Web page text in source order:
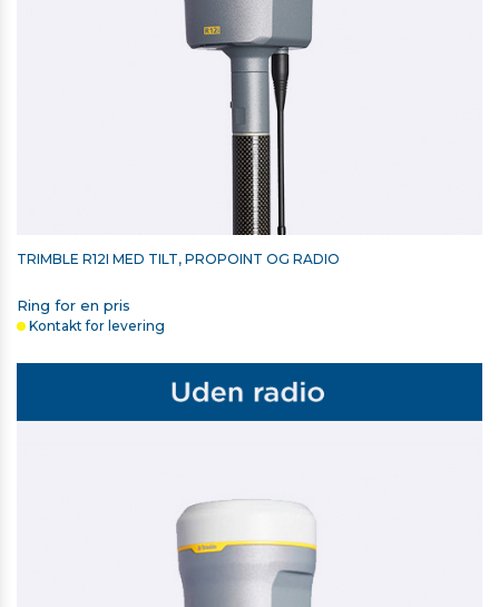
TRIMBLE RADIOMODUL 2,4 GHZ TIL
T7/TSC5/TSC510/TSC7/TSC710/T110
11.588,00 kr. ekskl. moms
TRIMBLE R12I MED TILT, PROPOINT OG RADIO
Ring for en pris
Kontakt for levering